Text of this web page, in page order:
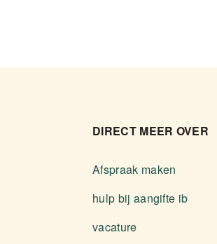
DIRECT MEER OVER
Afspraak maken
hulp bij aangifte ib
vacature